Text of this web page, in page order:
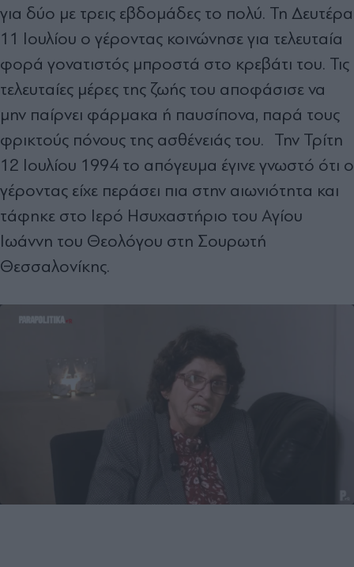
για δύο με τρεις εβδομάδες το πολύ. Τη Δευτέρα
11 Ιουλίου ο γέροντας κοινώνησε για τελευταία
φορά γονατιστός μπροστά στο κρεβάτι του. Τις
τελευταίες μέρες της ζωής του αποφάσισε να
μην παίρνει φάρμακα ή παυσίπονα, παρά τους
φρικτούς πόνους της ασθένειάς του. Την Τρίτη
12 Ιουλίου 1994 το απόγευμα έγινε γνωστό ότι ο
γέροντας είχε περάσει πια στην αιωνιότητα και
τάφηκε στο Ιερό Ησυχαστήριο του Αγίου
Ιωάννη του Θεολόγου στη Σουρωτή
Θεσσαλονίκης.